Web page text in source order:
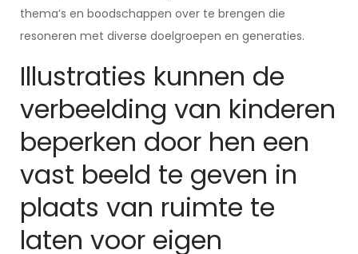
thema’s en boodschappen over te brengen die
resoneren met diverse doelgroepen en generaties.
Illustraties kunnen de
verbeelding van kinderen
beperken door hen een
vast beeld te geven in
plaats van ruimte te
laten voor eigen